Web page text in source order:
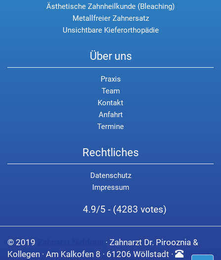
Ästhetische Zahnheilkunde (Bleaching)
Metallfreier Zahnersatz
Unsichtbare Kieferorthopädie
Über uns
Praxis
Team
Kontakt
Anfahrt
Termine
Rechtliches
Datenschutz
Impressum
4.9/5 - (4283 votes)
© 2019
· Zahnarzt Dr. Pirooznia &
Kollegen · Am Kalkofen 8 · 61206 Wöllstadt ·
06034